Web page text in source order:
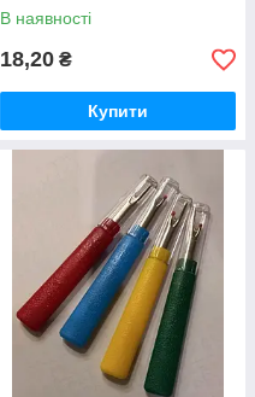
В наявності
18,20 ₴
Купити